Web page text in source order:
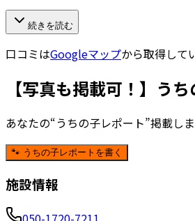
続きを読む
口コミはGoogleマップから取得して
【写真も掲載可！】う
あなたの“うちの子レポート”掲載し
🐾 うちの子レポートを書く
施設情報